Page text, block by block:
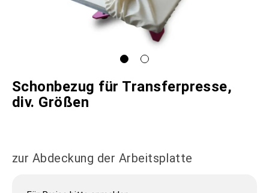
Schonbezug für Transferpresse,
div. Größen
zur Abdeckung der Arbeitsplatte